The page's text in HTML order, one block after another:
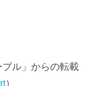
ル」からの転載
）